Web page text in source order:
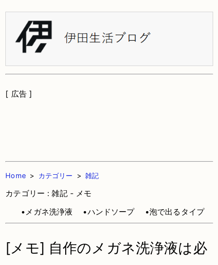
[ 広告 ]
Home> カテゴリー >雑記
カテゴリー : 雑記 - メモ
•メガネ洗浄液
•ハンドソープ •泡で出るタイプ
[メモ] 自作のメガネ洗浄液は必